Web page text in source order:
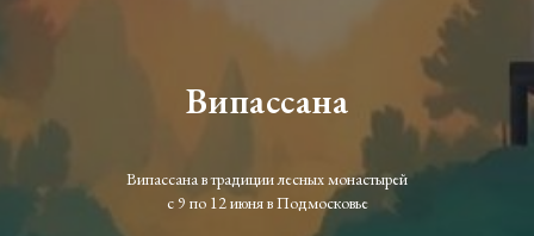
Випассана
Випассана в традиции лесных монастырей
с 9 по 12 июня в Подмосковье